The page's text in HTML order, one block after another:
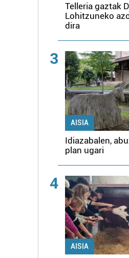
Telleria gaztak
Lohitzuneko
dira
3
AISIA
Idiazabalen,
plan ugari
4
AISIA